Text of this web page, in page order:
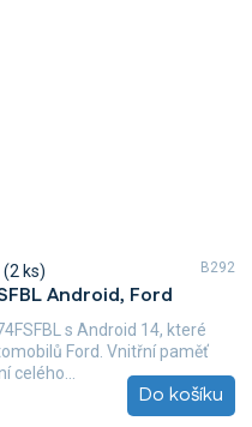
Android, Ford
(2 ks)
Do košíku
s Android 14, které
Ford. Vnitřní paměť
celého...
B292